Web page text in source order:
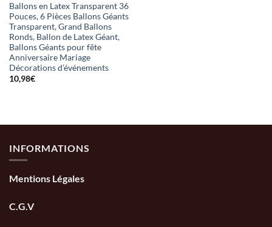
Ballons en Latex Transparent 36
Pouces, 6 Pièces Ballons Géants
Transparent, Grand Ballons
Ronds, Ballon de Latex Géant,
Ballons Géants pour fête
Anniversaire Mariage
Décorations d’événements
10,98€
INFORMATIONS
Mentions Légales
C.G.V